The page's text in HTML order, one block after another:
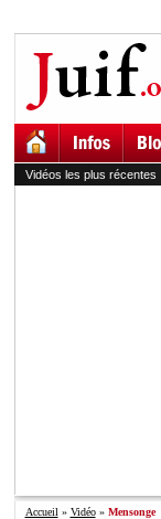
Vidéos les plus récentes
Accueil » Vidéo» Mensonge